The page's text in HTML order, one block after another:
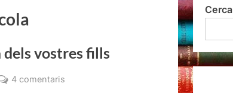
dels vostres fills
4 comentaris
Cerca